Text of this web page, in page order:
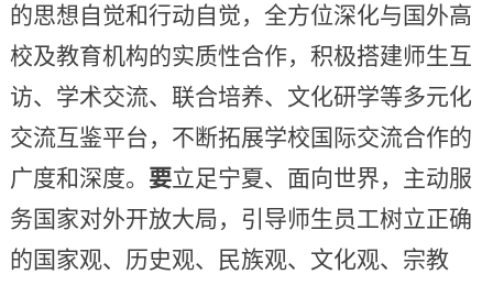
的思想自觉和行动自觉，全方位深化与国外高
校及教育机构的实质性合作，积极搭建师生互
访、学术交流、联合培养、文化研学等多元化
交流互鉴平台，不断拓展学校国际交流合作的
广度和深度。 要立足宁夏、面向世界，主动服
务国家对外开放大局，引导师生员工树立正确
的国家观、历史观、民族观、文化观、宗教